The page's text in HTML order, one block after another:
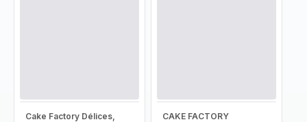
Cake Factory Délices,
CAKE FACTORY